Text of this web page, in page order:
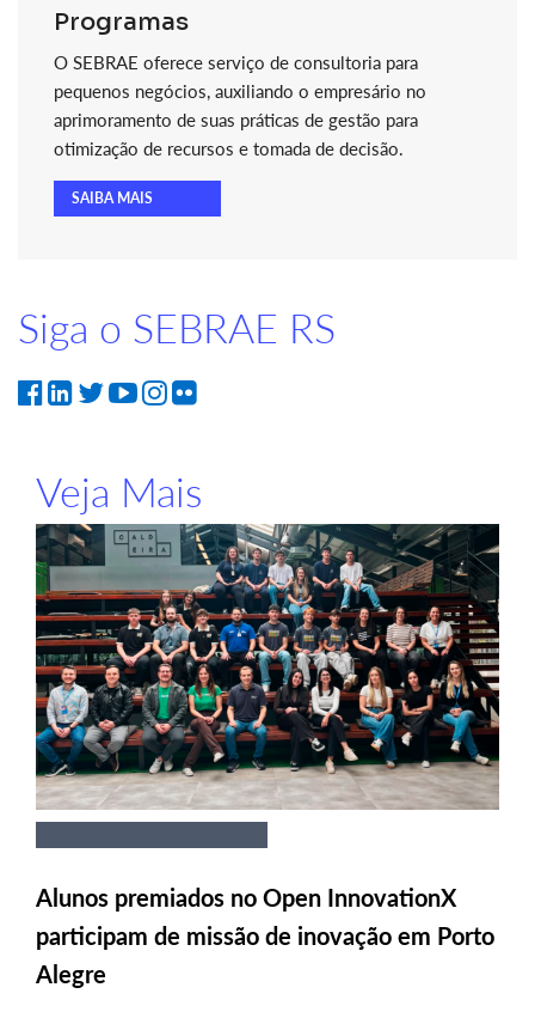
Programas
O SEBRAE oferece serviço de consultoria para
pequenos negócios, auxiliando o empresário no
aprimoramento de suas práticas de gestão para
otimização de recursos e tomada de decisão.
SAIBA MAIS
Siga o SEBRAE RS
Veja Mais
Alunos premiados no Open InnovationX
participam de missão de inovação em Porto
Alegre